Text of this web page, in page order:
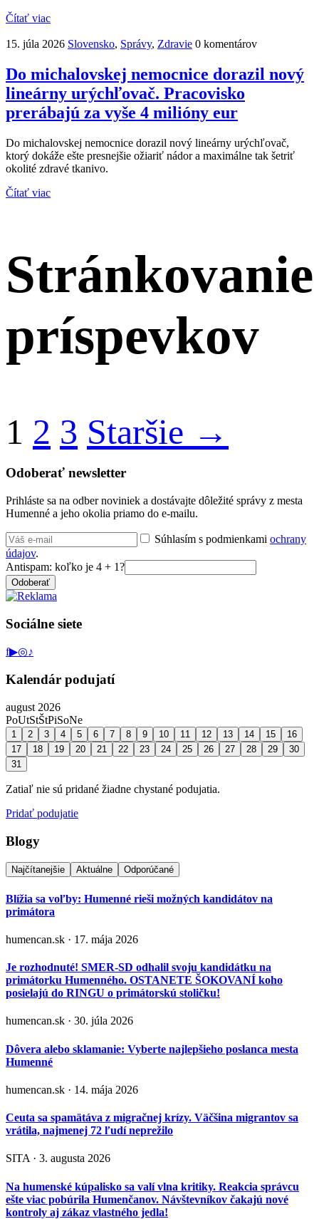
Čítať viac
15. júla 2026 Slovensko, Správy, Zdravie 0 komentárov
Do michalovskej nemocnice dorazil nový
lineárny urýchľovač. Pracovisko
prerábajú za vyše 4 milióny eur
Do michalovskej nemocnice dorazil nový lineárny urýchľovač,
ktorý dokáže ešte presnejšie ožiariť nádor a maximálne tak šetriť
okolité zdravé tkanivo.
Čítať viac
Stránkovanie
príspevkov
1 2 3 Staršie →
Odoberať newsletter
Prihláste sa na odber noviniek a dostávajte dôležité správy z mesta
Humenné a jeho okolia priamo do e-mailu.
Súhlasím s podmienkami ochrany
údajov.
Antispam: koľko je 4 + 1?
Odoberať
Sociálne siete
f▶◎♪
Kalendár podujatí
august 2026
PoUtStŠtPiSoNe
1 2 3 4 5 6 7 8 9 10 11 12 13 14 15
16
17
18 19 20 21 22 23 24 25 26 27 28 29
30
31
Zatiaľ nie sú pridané žiadne chystané podujatia.
Pridať podujatie
Blogy
Najčítanejšie Aktuálne Odporúčané
Blížia sa voľby: Humenné rieši možných kandidátov na
primátora
humencan.sk · 17. mája 2026
Je rozhodnuté! SMER-SD odhalil svoju kandidátku na
primátorku Humenného. OSTANETE ŠOKOVANÍ koho
posielajú do RINGU o primátorskú stoličku!
humencan.sk · 30. júla 2026
Dôvera alebo sklamanie: Vyberte najlepšieho poslanca mesta
Humenné
humencan.sk · 14. mája 2026
Ceuta sa spamätáva z migračnej krízy. Väčšina migrantov sa
vrátila, najmenej 72 ľudí neprežilo
SITA · 3. augusta 2026
Na humenské kúpalisko sa valí vlna kritiky. Reakcia správcu
ešte viac pobúrila Humenčanov. Návštevníkov čakajú nové
kontroly aj zákaz vlastného jedla!